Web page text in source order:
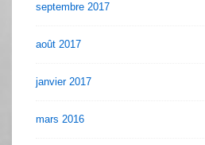
septembre 2017
août 2017
janvier 2017
mars 2016